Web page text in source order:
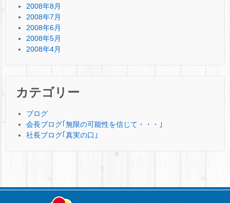
2008年8月
2008年7月
2008年6月
2008年5月
2008年4月
カテゴリー
ブログ
会長ブログ｢無限の可能性を信じて・・・｣
社長ブログ｢真実の口｣